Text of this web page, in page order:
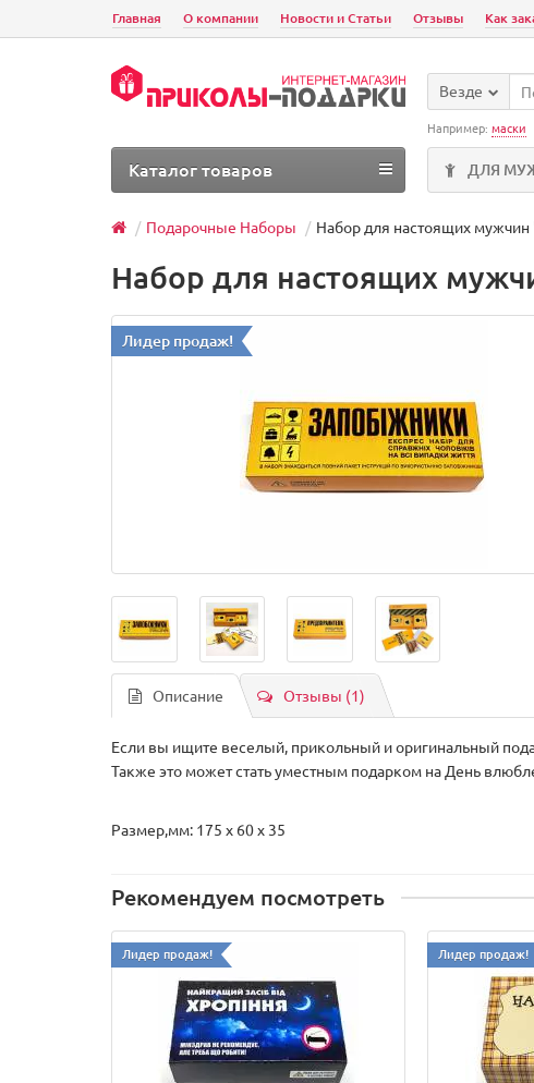
Главная О компании Новости и Статьи Отзывы Как
Везде
Например: маски
ДЛЯ
Каталог товаров
Подарочные Наборы Набор для настоящих
Набор для настоящих
Лидер продаж!
Описание Отзывы (1)
Если вы ищите веселый, прикольный и оригинальный
Также это может стать уместным подарком на День
Размер,мм: 175 х 60 х 35
Рекомендуем посмотреть
Лидер продаж! Лидер продаж!